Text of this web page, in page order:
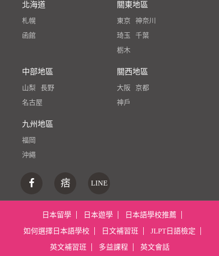
北海道
札幌
函館
關東地區
東京
神奈川
琦玉
千葉
栃木
中部地區
山梨
長野
名古屋
關西地區
大阪
京都
神戶
九州地區
福岡
沖繩
痞 LINE
日本留學 日本遊學 日本語學校推薦
如何選擇日本語學校 日文補習班 JLPT日語檢定
英文補習班 多益課程 英文會話